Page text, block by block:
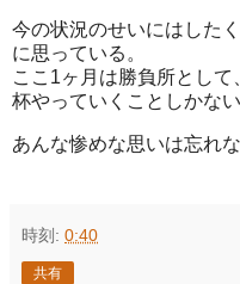
今の状況のせいにはした
に思っている。
ここ1ヶ月は勝負所とし
杯やっていくことしかない
あんな惨めな思いは忘れ
時刻: 0:40
共有